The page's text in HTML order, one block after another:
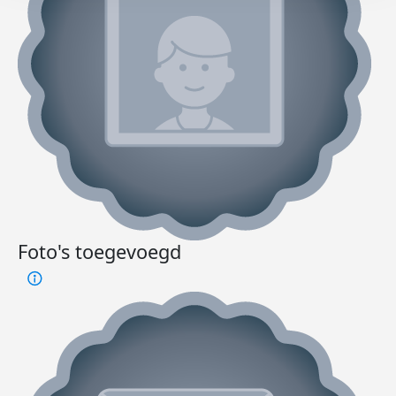
Foto's toegevoegd